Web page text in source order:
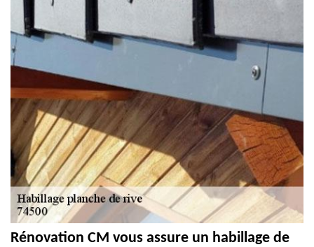
Rénovation CM vous assure un habillage de